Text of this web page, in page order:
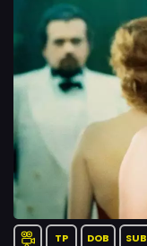
TP DOB SUB